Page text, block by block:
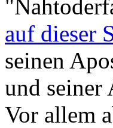
auf dieser
seinen
und seiner
Vor allem